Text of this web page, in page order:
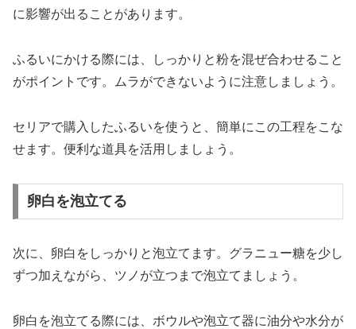
に影響が出ることがあります。
ふるいにかける際には、しっかりと粉を混ぜ合わせること
がポイントです。ムラができないように注意しましょう。
セリアで購入したふるいを使うと、簡単にこの工程をこな
せます。便利な道具を活用しましょう。
卵白を泡立てる
次に、卵白をしっかりと泡立てます。グラニュー糖を少し
ずつ加えながら、ツノが立つまで泡立てましょう。
卵白を泡立てる際には、ボウルや泡立て器に油分や水分が